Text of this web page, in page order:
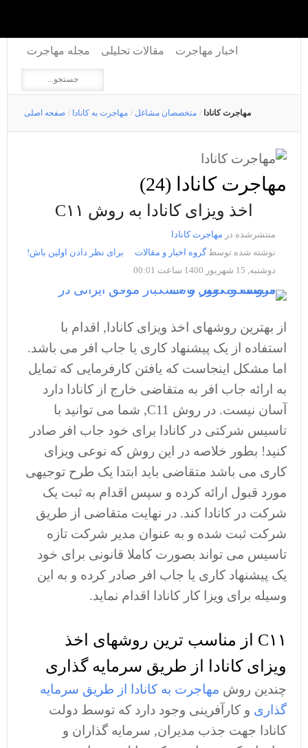
مجله مهاجرت مقالات تحلیلی اخبار مهاجرت
صفحه اصلی / مهاجرت به کانادا / متخصصان مشاغل / مهاجرت کانادا
مهاجرت کانادا (24)
اخذ ویزای کانادا به روش C۱۱
منتشرشده در مهاجرت کانادا
نوشته شده توسطگروه اخبار و مقالات
برای نظر دادن اولین باش!
دوشنبه, 15 شهریور 1400 ساعت 00:01
از بهترین روشهای اخذ ویزای کانادا, اقدام با
استفاده از یک پیشنهاد کاری یا جاب افر می باشد.
اما مشکل اینجاست که یافتن کارفرمایی که تمایل
به ارائه جاب افر به متقاضی خارج از کانادا دارد
آسان نیست. در روش C11, شما می توانید با
تاسیس شرکتی در کانادا برای خود جاب افر صادر
کنید! بطور خلاصه در این روش که نوعی ویزای
کاری می باشد متقاضی باید ابتدا یک طرح توجیهی
مورد قبول ارائه کرده و سپس اقدام به ثبت یک
شرکت در کانادا کند. در نهایت متقاضی از طریق
شرکت ثبت شده و به عنوان مدیر شرکت تازه
تاسیس می تواند بصورت کاملا قانونی برای خود
یک پیشنهاد کاری یا جاب افر صادر کرده و به این
وسیله برای ویزا کار کانادا اقدام نماید.
C۱۱ از مناسب ترین روشهای اخذ
ویزای کانادا از طریق سرمایه گذاری
چندین روش مهاجرت به کانادا از طریق سرمایه
گذاری و کارآفرینی وجود دارد که توسط دولت
کانادا جهت جذب مدیران, سرمایه گذاران و